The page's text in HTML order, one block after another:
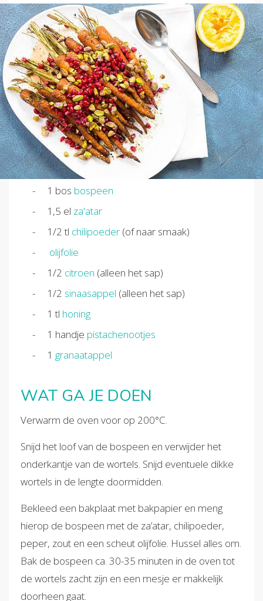
1 bos bospeen
1,5 el za'atar
1/2 tl chilipoeder (of naar smaak)
olijfolie
1/2 citroen (alleen het sap)
1/2 sinaasappel (alleen het sap)
1 tl honing
1 handje pistachenootjes
1 granaatappel
WAT GA JE DOEN
Verwarm de oven voor op 200°C.
Snijd het loof van de bospeen en verwijder het
onderkantje van de wortels. Snijd eventuele dikke
wortels in de lengte doormidden.
Bekleed een bakplaat met bakpapier en meng
hierop de bospeen met de za’atar, chilipoeder,
peper, zout en een scheut olijfolie. Hussel alles om.
Bak de bospeen ca. 30-35 minuten in de oven tot
de wortels zacht zijn en een mesje er makkelijk
doorheen gaat.